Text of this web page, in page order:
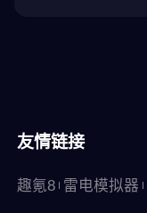
友情链接
趣氪8 雷电模拟器